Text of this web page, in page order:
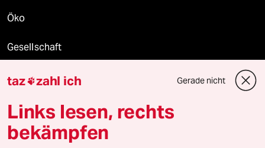
Öko
Gesellschaft
Kultur
Sport
Berlin
taz zahl ich Gerade nicht
Links lesen, rechts
bekämpfen